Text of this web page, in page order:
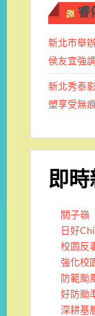
睿
新北市舉
侯友宜強
新北秀泰
塑享受無
即
關子嶺
日好
校園反
強化校
防範颱
好防颱
深耕基